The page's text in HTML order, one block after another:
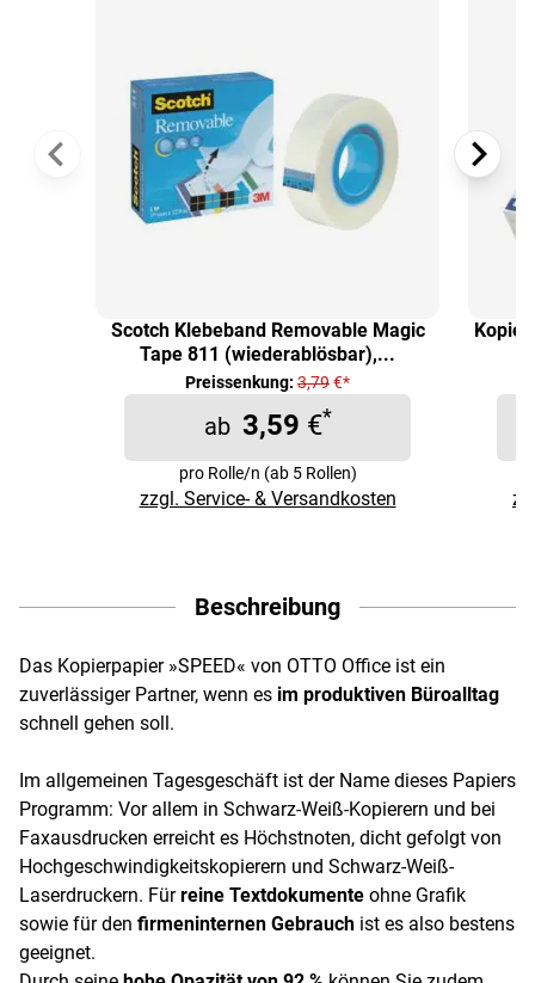
Scotch Klebeband Removable Magic
Tape 811 (wiederablösbar),...
Preissenkung: 3,79€*
ab 3,59 €*
pro Rolle/n (ab 5 Rollen)
zzgl. Service- & Versandkosten
Beschreibung
Das Kopierpapier »SPEED« von OTTO Office ist ein
zuverlässiger Partner, wenn es im produktiven Büroalltag
schnell gehen soll.
Im allgemeinen Tagesgeschäft ist der Name dieses Papiers
Programm: Vor allem in Schwarz-Weiß-Kopierern und bei
Faxausdrucken erreicht es Höchstnoten, dicht gefolgt von
Hochgeschwindigkeitskopierern und Schwarz-Weiß-
Laserdruckern. Fürreine Textdokumente ohne Grafik
sowie für den firmeninternen Gebrauch ist es also bestens
geeignet.